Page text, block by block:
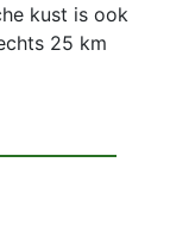
kust is ook
25 km